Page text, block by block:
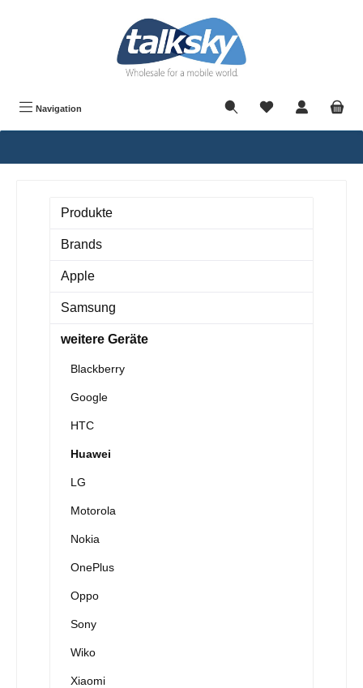
Navigation
Produkte
Brands
Apple
Samsung
weitere Geräte
Blackberry
Google
HTC
Huawei
LG
Motorola
Nokia
OnePlus
Oppo
Sony
Wiko
Xiaomi